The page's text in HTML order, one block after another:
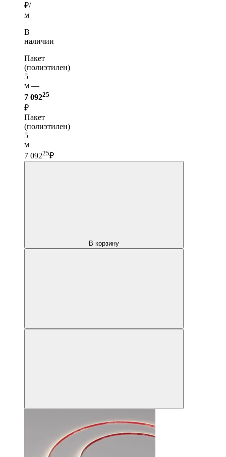
₽/
м
В
наличии
Пакет
(полиэтилен)
5
м —
7 09225
₽
Пакет
(полиэтилен)
5
м
7 09225₽
В корзину